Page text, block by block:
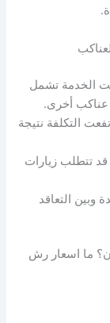
الخدمة تشمل
عناكب أخرى.
التكلفة نتيجة
تتطلب زيارات
وبين التعاقد
ما اسعار رش